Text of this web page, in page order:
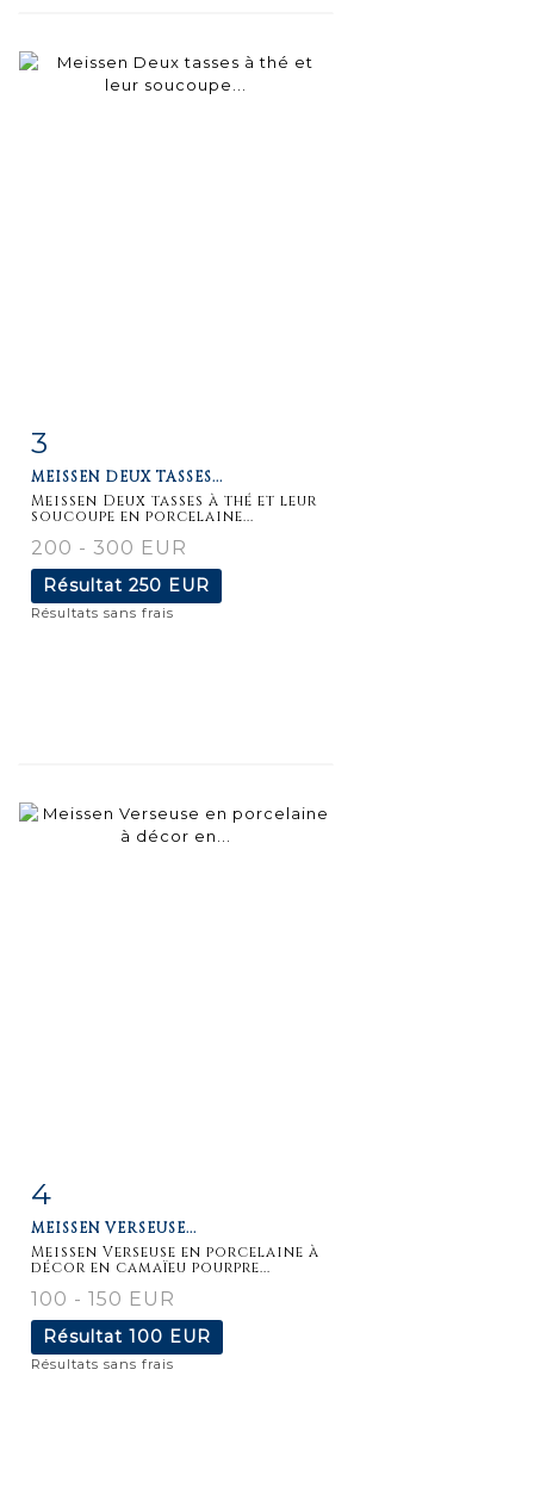
3
MEISSEN DEUX TASSES...
Meissen Deux tasses à thé et leur
soucoupe en porcelaine...
200 - 300 EUR
Résultat 250 EUR
Résultats sans frais
4
MEISSEN VERSEUSE...
Meissen Verseuse en porcelaine à
décor en camaïeu pourpre...
100 - 150 EUR
Résultat 100 EUR
Résultats sans frais